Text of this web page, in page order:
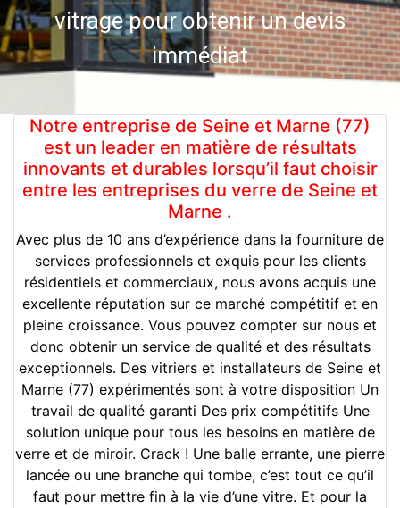
vitrage pour obtenir un devis
immédiat
Notre entreprise de Seine et Marne (77)
est un leader en matière de résultats
innovants et durables lorsqu’il faut choisir
entre les entreprises du verre de Seine et
Marne .
Avec plus de 10 ans d’expérience dans la fourniture de
services professionnels et exquis pour les clients
résidentiels et commerciaux, nous avons acquis une
excellente réputation sur ce marché compétitif et en
pleine croissance. Vous pouvez compter sur nous et
donc obtenir un service de qualité et des résultats
exceptionnels. Des vitriers et installateurs de Seine et
Marne (77) expérimentés sont à votre disposition Un
travail de qualité garanti Des prix compétitifs Une
solution unique pour tous les besoins en matière de
verre et de miroir. Crack ! Une balle errante, une pierre
lancée ou une branche qui tombe, c’est tout ce qu’il
faut pour mettre fin à la vie d’une vitre. Et pour la